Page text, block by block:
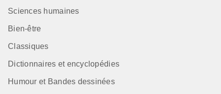
Sciences humaines
Bien-être
Classiques
Dictionnaires et encyclopédies
Humour et Bandes dessinées